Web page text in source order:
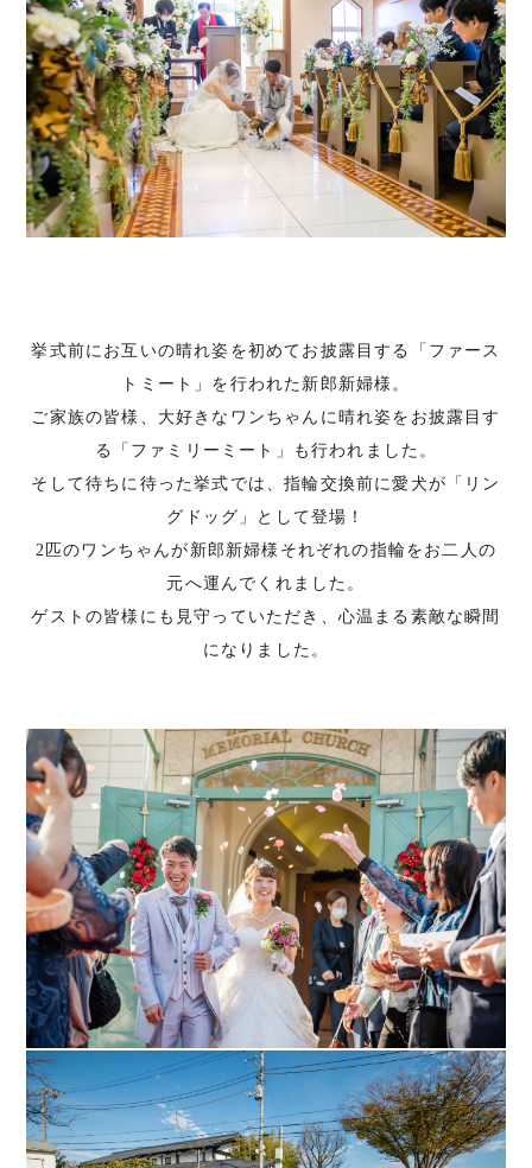
挙式前にお互いの晴れ姿を初めてお披露目する「ファース
トミート」を行われた新郎新婦様。
ご家族の皆様、大好きなワンちゃんに晴れ姿をお披露目す
る「ファミリーミート」も行われました。
そして待ちに待った挙式では、指輪交換前に愛犬が「リン
グドッグ」として登場！
2匹のワンちゃんが新郎新婦様それぞれの指輪をお二人の
元へ運んでくれました。
ゲストの皆様にも見守っていただき、心温まる素敵な瞬間
になりました。